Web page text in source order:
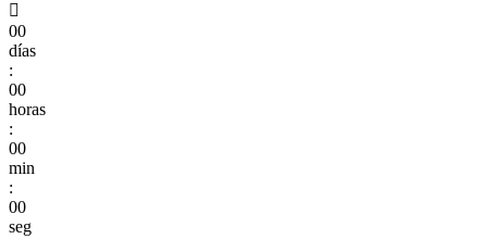

00
días
:
00
horas
:
00
min
:
00
seg